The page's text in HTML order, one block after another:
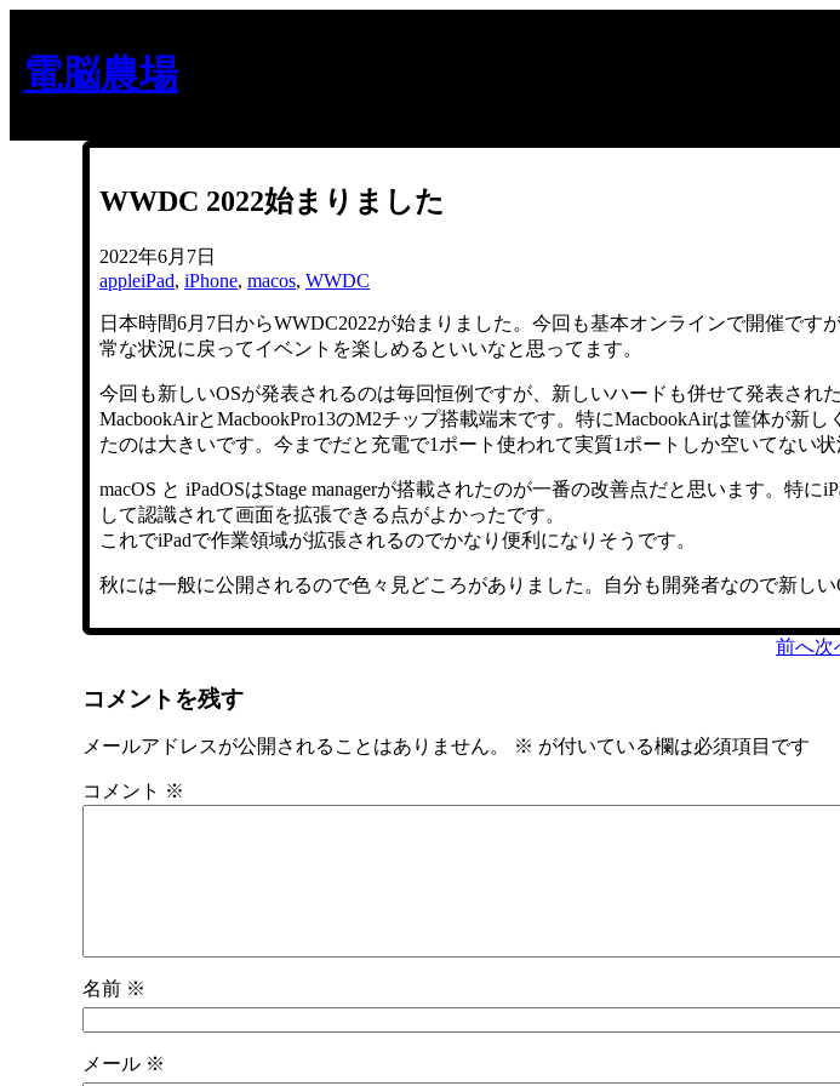
を
ス
ッ
電脳農場
WWDC 2022始まりました
2022年6月7日
appleiPad, iPhone, macos, WWDC
日本時間6月7日からWWDC2022が始まりました。今回も基本オンラインで開催で
常な状況に戻ってイベントを楽しめるといいなと思ってます。
今回も新しいOSが発表されるのは毎回恒例ですが、新しいハードも併せて発表され
MacbookAirとMacbookPro13のM2チップ搭載端末です。特にMacbookAirは筐体が新
たのは大きいです。今までだと充電で1ポート使われて実質1ポートしか空いてない状
macOS と iPadOSはStage managerが搭載されたのが一番の改善点だと思います。特
して認識されて画面を拡張できる点がよかったです。
これでiPadで作業領域が拡張されるのでかなり便利になりそうです。
秋には一般に公開されるので色々見どころがありました。自分も開発者なので新し
前へ次
コメントを残す
メールアドレスが公開されることはありません。 ※ が付いている欄は必須項目です
コメント ※
名前 ※
メール ※